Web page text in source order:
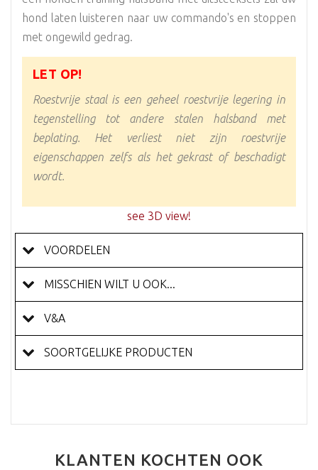
hond laten luisteren naar uw commando's en stoppen
met ongewild gedrag.
LET OP!
Roestvrije staal is een geheel roestvrije legering in
tegenstelling tot andere stalen halsband met
beplating. Het verliest niet zijn roestvrije
eigenschappen zelfs als het gekrast of beschadigt
wordt.
see 3D view!
VOORDELEN
MISSCHIEN WILT U OOK...
V&A
SOORTGELIJKE PRODUCTEN
KLANTEN KOCHTEN OOK